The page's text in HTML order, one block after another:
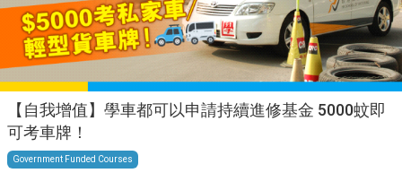
【自我增值】學車都可以申請持續進修基金 5000蚊即
可考車牌！
Government Funded Courses